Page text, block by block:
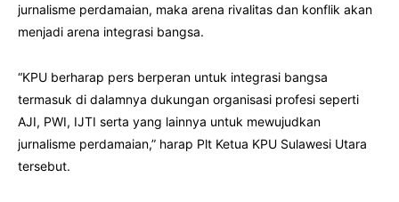
jurnalisme perdamaian, maka arena rivalitas dan konflik akan
menjadi arena integrasi bangsa.
“KPU berharap pers berperan untuk integrasi bangsa
termasuk di dalamnya dukungan organisasi profesi seperti
AJI, PWI, IJTI serta yang lainnya untuk mewujudkan
jurnalisme perdamaian,” harap Plt Ketua KPU Sulawesi Utara
tersebut.